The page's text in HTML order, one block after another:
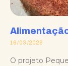
16/03/2026
O projeto